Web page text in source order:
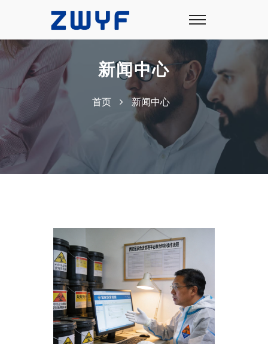
新闻中心
首页 新闻中心